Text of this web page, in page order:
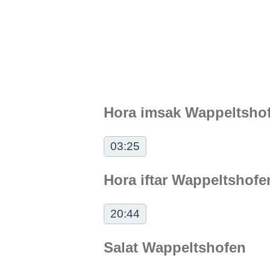
Hora imsak
03:25
Hora iftar
20:44
Salat Wappeltshofen